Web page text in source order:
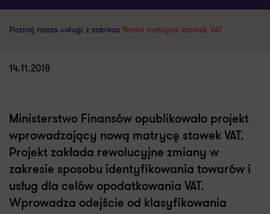
Poznaj nasze usługi z zakresu Nowa matryca stawek VAT
14.11.2018
Ministerstwo Finansów opublikowało projekt
wprowadzający nową matrycę stawek VAT.
Projekt zakłada rewolucyjne zmiany w
zakresie sposobu identyfikowania towarów i
usług dla celów opodatkowania VAT.
Wprowadza odejście od klasyfikowania